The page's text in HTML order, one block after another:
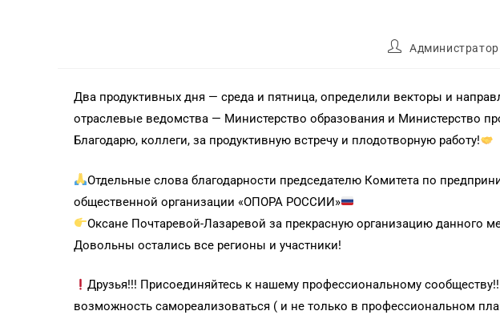
Администратор
Два продуктивных дня — среда и пятница, определили векторы и
отраслевые ведомства — Министерство образования и Министерство
Благодарю, коллеги, за продуктивную встречу и плодотворную работу!
Отдельные слова благодарности председателю Комитета по
общественной организации «ОПОРА РОССИИ»
Оксане Почтаревой-Лазаревой за прекрасную организацию данного
Довольны остались все регионы и участники!
Друзья!!! Присоединяйтесь к нашему профессиональному
возможность самореализоваться ( и не только в профессиональном